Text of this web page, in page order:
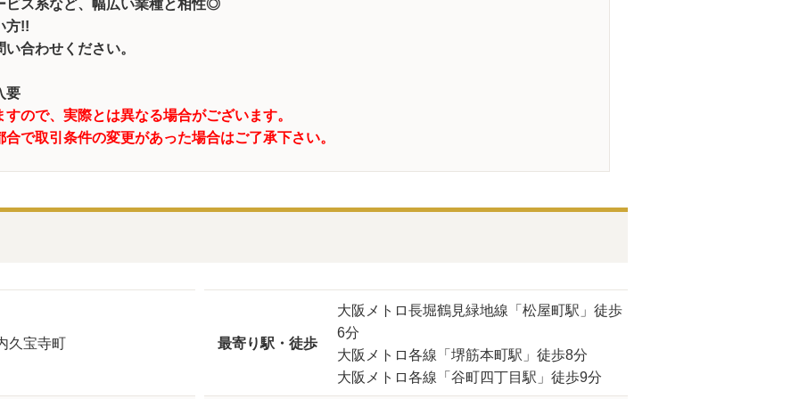
ビス系など、幅広い業種と相性◎
方!!
合わせください。
要
ので、実際とは異なる場合がございます。
で取引条件の変更があった場合はご了承下さい。
久宝寺町 最寄り駅・徒歩
大阪メトロ長堀鶴見緑地線「松屋町駅」徒歩
6分
大阪メトロ各線「堺筋本町駅」徒歩8分
大阪メトロ各線「谷町四丁目駅」徒歩9分